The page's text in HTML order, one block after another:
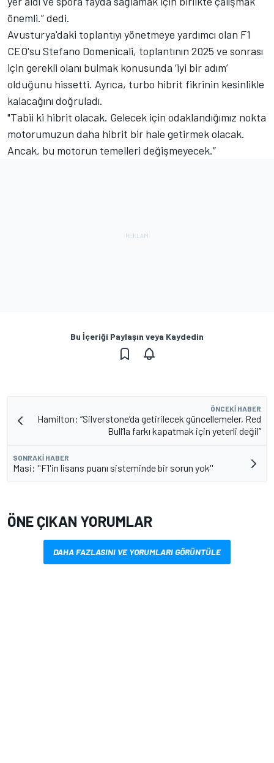
önemli.” dedi.
Avusturya'daki toplantıyı yönetmeye yardımcı olan F1
CEO'su Stefano Domenicali, toplantının 2025 ve sonrası
için gerekli olanı bulmak konusunda ‘iyi bir adım’
olduğunu hissetti. Ayrıca, turbo hibrit fikrinin kesinlikle
kalacağını doğruladı.
"Tabii ki hibrit olacak. Gelecek için odaklandığımız nokta
motorumuzun daha hibrit bir hale getirmek olacak.
Ancak, bu motorun temelleri değişmeyecek.”
Bu İçeriği Paylaşın veya Kaydedin
ÖNCEKI HABER
Hamilton: “Silverstone’da getirilecek güncellemeler, Red
Bull’la farkı kapatmak için yeterli değil”
SONRAKI HABER
Masi: ''F1'in lisans puanı sisteminde bir sorun yok''
ÖNE ÇIKAN YORUMLAR
DAHA FAZLASINI VE YORUMLARI GÖRÜNTÜLE